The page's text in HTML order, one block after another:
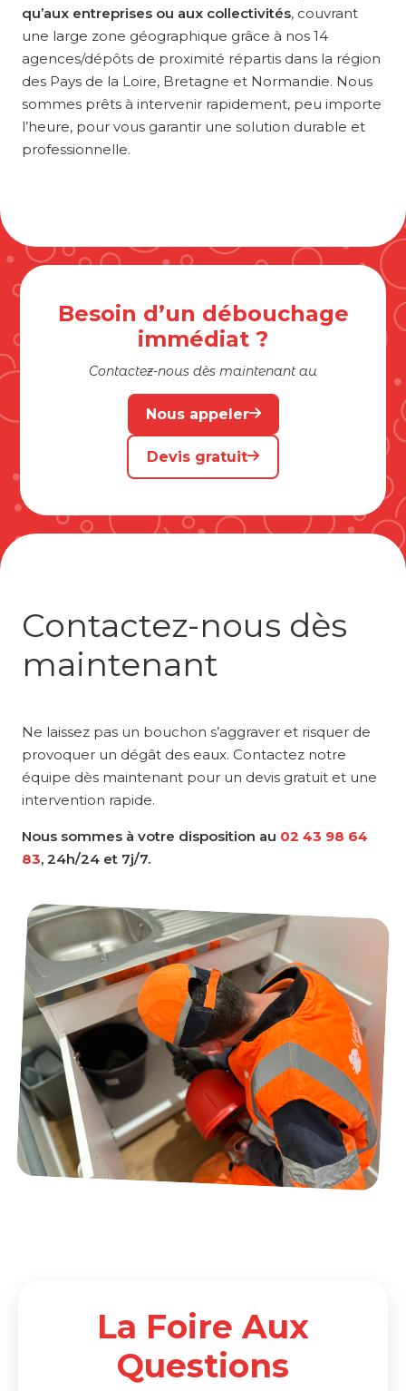
qu’aux entreprises ou aux collectivités, couvrant
une large zone géographique grâce à nos 14
agences/dépôts de proximité répartis dans la région
des Pays de la Loire, Bretagne et Normandie. Nous
sommes prêts à intervenir rapidement, peu importe
l’heure, pour vous garantir une solution durable et
professionnelle.
Besoin d’un débouchage
immédiat ?
Contactez-nous dès maintenant au
Nous appeler
Devis gratuit
Contactez-nous dès
maintenant
Ne laissez pas un bouchon s’aggraver et risquer de
provoquer un dégât des eaux. Contactez notre
équipe dès maintenant pour un devis gratuit et une
intervention rapide.
Nous sommes à votre disposition au 02 43 98 64
83, 24h/24 et 7j/7.
La Foire Aux
Questions